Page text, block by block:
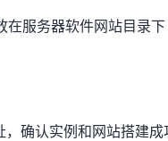
在服务器软件网站目录
确认实例和网站搭建成